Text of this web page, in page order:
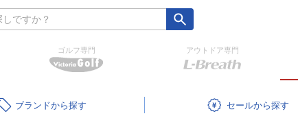
ゴルフ専門 アウトドア専門
ブランド セール